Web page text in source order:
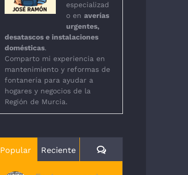
especializad
o en averías
urgentes,
desatascos e instalaciones
domésticas.
Comparto mi experiencia en
mantenimiento y reformas de
fontanería para ayudar a
hogares y negocios de la
Región de Murcia.
Popular Reciente Comentarios